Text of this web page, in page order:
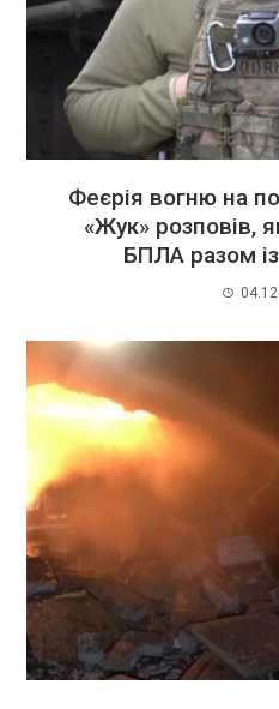
Феєрія вогню на
«Жук» розповів,
БПЛА разом